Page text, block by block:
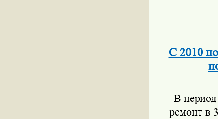
С 2010
В период
ремонт в